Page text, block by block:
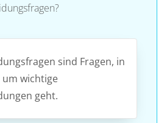
sind Fragen, in
um wichtige
geht.